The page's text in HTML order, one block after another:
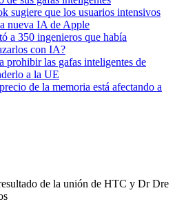
sugiere que los usuarios intensivos
nueva IA de Apple
a 350 ingenieros que había
con IA?
prohibir las gafas inteligentes de
a la UE
de la memoria está afectando a
de la unión de HTC y Dr Dre